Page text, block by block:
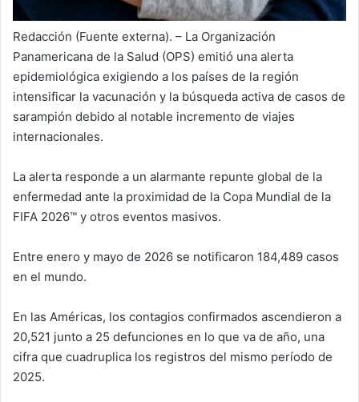
Redacción (Fuente externa). – La Organización
Panamericana de la Salud (OPS) emitió una alerta
epidemiológica exigiendo a los países de la región
intensificar la vacunación y la búsqueda activa de casos de
sarampión debido al notable incremento de viajes
internacionales.
La alerta responde a un alarmante repunte global de la
enfermedad ante la proximidad de la Copa Mundial de la
FIFA 2026™ y otros eventos masivos.
Entre enero y mayo de 2026 se notificaron 184,489 casos
en el mundo.
En las Américas, los contagios confirmados ascendieron a
20,521 junto a 25 defunciones en lo que va de año, una
cifra que cuadruplica los registros del mismo período de
2025.